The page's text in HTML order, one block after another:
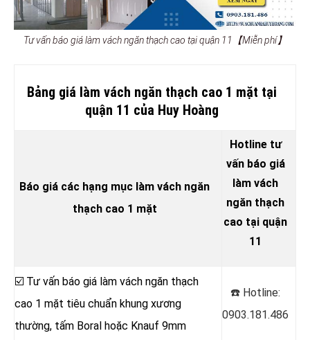
Tư vấn báo giá làm vách ngăn thạch cao tại quận 11【Miễn phí】
Bảng giá làm vách ngăn thạch cao 1 mặt tại
quận 11 của Huy Hoàng
Báo giá các hạng mục làm vách ngăn
thạch cao 1 mặt
Hotline tư
vấn báo giá
làm vách
ngăn thạch
cao tại quận
11
☑️ Tư vấn báo giá làm vách ngăn thạch
cao 1 mặt tiêu chuẩn khung xương
thường, tấm Boral hoặc Knauf 9mm
☎️ Hotline:
0903.181.486